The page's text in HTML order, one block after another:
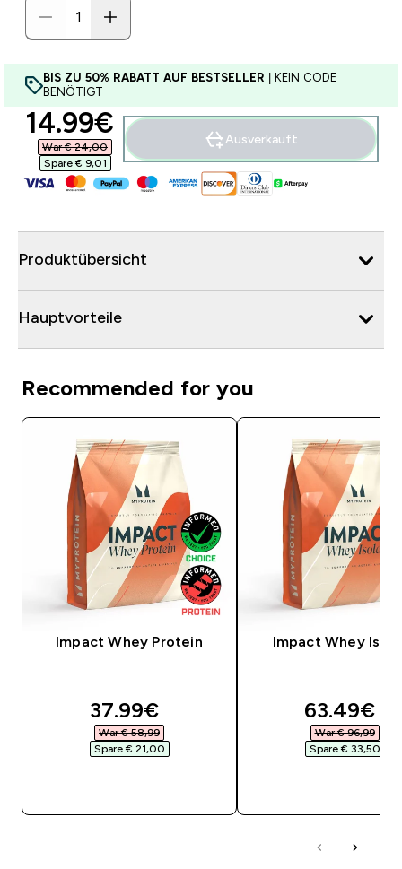
BIS ZU 50% RABATT AUF BESTSELLER | KEIN CODE
BENÖTIGT
discounted price
14.99€‎
War € 24,00‎
Spare € 9,01‎
Ausverkauft
Produktübersicht
Hauptvorteile
Recommended for you
Impact Whey Protein
discounted price
37.99€‎
War € 58,99‎
Spare € 21,00‎
Impact Whey
63.49€‎
War € 96,99‎
Spare € 33,50‎